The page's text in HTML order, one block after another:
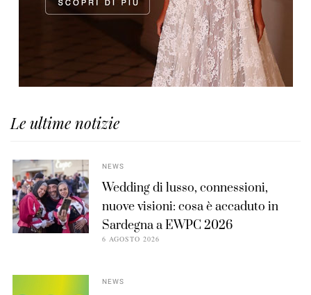
Le ultime notizie
NEWS
Wedding di lusso, connessioni,
nuove visioni: cosa è accaduto in
Sardegna a EWPC 2026
6 AGOSTO 2026
NEWS